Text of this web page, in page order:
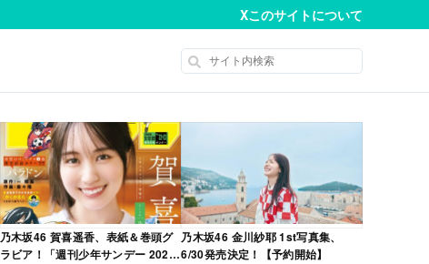
Xこのサイトについて
乃木坂46 賀喜遥香、表紙＆巻頭グ
ラビア！「週刊少年サンデー 2026
乃木坂46 金川紗耶 1st写真集、
6/30発売決定！【予約開始】